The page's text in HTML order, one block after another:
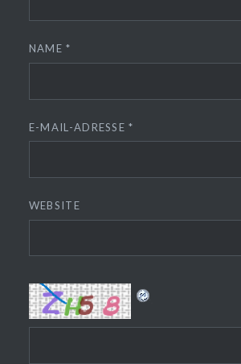
NAME*
E-MAIL-ADRESSE*
WEBSITE